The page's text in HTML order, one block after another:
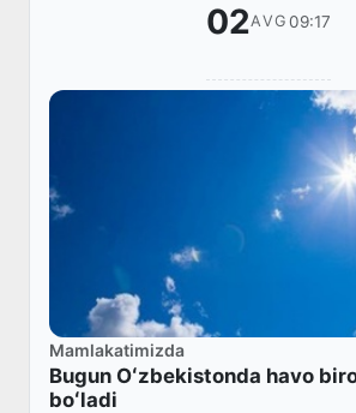
02AVG 09:17
Mamlakatimizda
Bugun Oʻzbekistonda havo
boʻladi